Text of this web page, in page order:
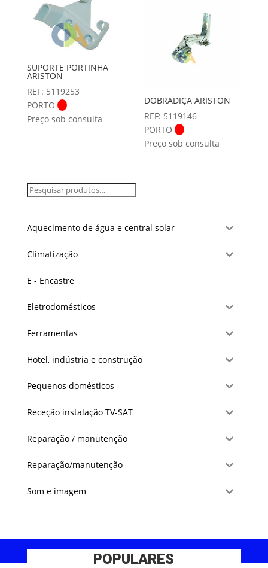
SUPORTE PORTINHA
ARISTON
REF: 5119253
PORTO
Preço sob consulta
DOBRADIÇA ARISTON
REF: 5119146
PORTO
Preço sob consulta
Aquecimento de água e central solar
Climatização
E - Encastre
Eletrodomésticos
Ferramentas
Hotel, indústria e construção
Pequenos domésticos
Receção instalação TV-SAT
Reparação / manutenção
Reparação/manutenção
Som e imagem
POPULARES